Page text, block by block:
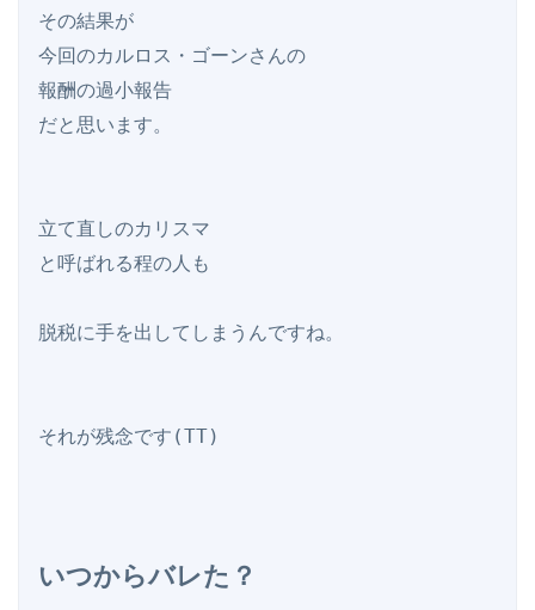
その結果が
今回のカルロス・ゴーンさんの
報酬の過小報告
だと思います。
立て直しのカリスマ
と呼ばれる程の人も
脱税に手を出してしまうんですね。
いつからバレた？